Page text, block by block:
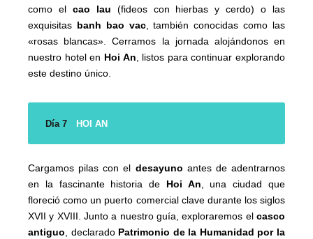
como el cao lau (fideos con hierbas y cerdo) o las
exquisitas banh bao vac, también conocidas como las
«rosas blancas». Cerramos la jornada alojándonos en
nuestro hotel en Hoi An, listos para continuar explorando
este destino único.
Día 7 HOI AN
Cargamos pilas con el desayuno antes de adentrarnos
en la fascinante historia de Hoi An, una ciudad que
floreció como un puerto comercial clave durante los siglos
XVII y XVIII. Junto a nuestro guía, exploraremos el casco
antiguo, declarado Patrimonio de la Humanidad por la